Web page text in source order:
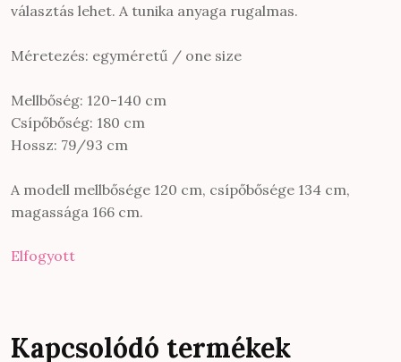
választás lehet. A tunika anyaga rugalmas.
Méretezés: egyméretű / one size
Mellbőség: 120-140 cm
Csípőbőség: 180 cm
Hossz: 79/93 cm
A modell mellbősége 120 cm, csípőbősége 134 cm,
magassága 166 cm.
Elfogyott
Kapcsolódó termékek